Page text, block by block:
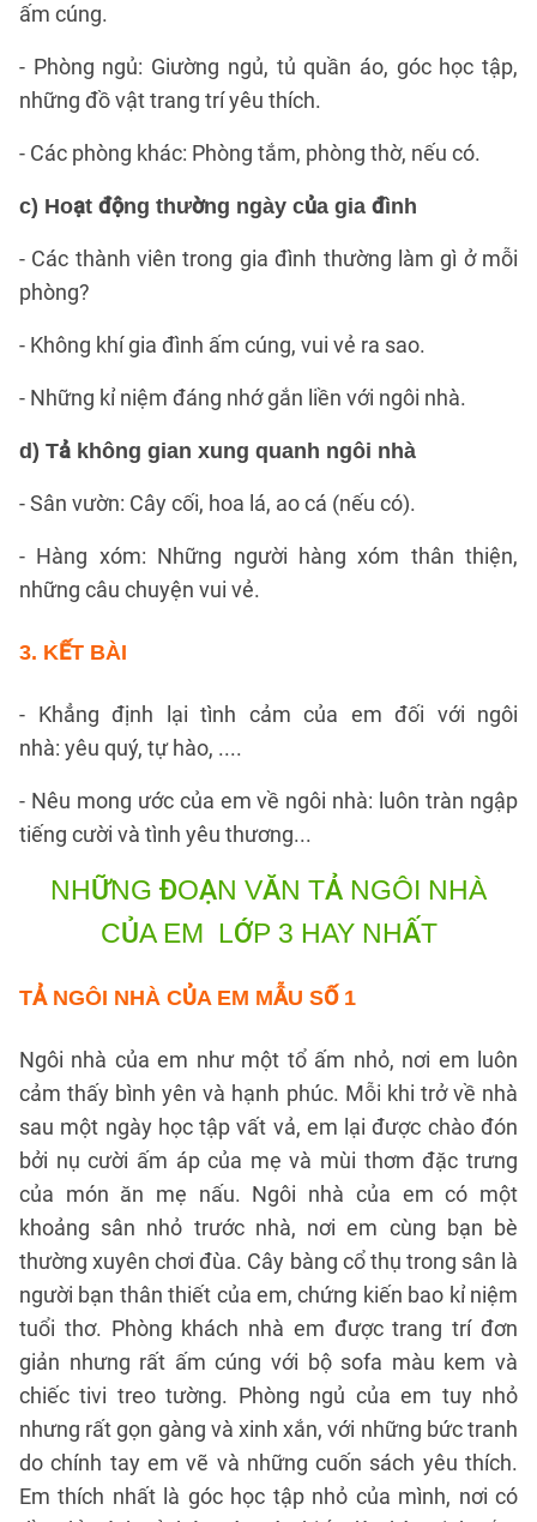
ấm cúng.
- Phòng ngủ: Giường ngủ, tủ quần áo, góc học tập,
những đồ vật trang trí yêu thích.
- Các phòng khác: Phòng tắm, phòng thờ, nếu có.
c) Hoạt động thường ngày của gia đình
- Các thành viên trong gia đình thường làm gì ở mỗi
phòng?
- Không khí gia đình ấm cúng, vui vẻ ra sao.
- Những kỉ niệm đáng nhớ gắn liền với ngôi nhà.
d) Tả không gian xung quanh ngôi nhà
- Sân vườn: Cây cối, hoa lá, ao cá (nếu có).
- Hàng xóm: Những người hàng xóm thân thiện,
những câu chuyện vui vẻ.
3. KẾT BÀI
- Khẳng định lại tình cảm của em đối với ngôi
nhà: yêu quý, tự hào, ....
- Nêu mong ước của em về ngôi nhà: luôn tràn ngập
tiếng cười và tình yêu thương...
NHỮNG ĐOẠN VĂN TẢ NGÔI NHÀ
CỦA EM LỚP 3 HAY NHẤT
TẢ NGÔI NHÀ CỦA EM MẪU SỐ 1
Ngôi nhà của em như một tổ ấm nhỏ, nơi em luôn
cảm thấy bình yên và hạnh phúc. Mỗi khi trở về nhà
sau một ngày học tập vất vả, em lại được chào đón
bởi nụ cười ấm áp của mẹ và mùi thơm đặc trưng
của món ăn mẹ nấu. Ngôi nhà của em có một
khoảng sân nhỏ trước nhà, nơi em cùng bạn bè
thường xuyên chơi đùa. Cây bàng cổ thụ trong sân là
người bạn thân thiết của em, chứng kiến bao kỉ niệm
tuổi thơ. Phòng khách nhà em được trang trí đơn
giản nhưng rất ấm cúng với bộ sofa màu kem và
chiếc tivi treo tường. Phòng ngủ của em tuy nhỏ
nhưng rất gọn gàng và xinh xắn, với những bức tranh
do chính tay em vẽ và những cuốn sách yêu thích.
Em thích nhất là góc học tập nhỏ của mình, nơi có